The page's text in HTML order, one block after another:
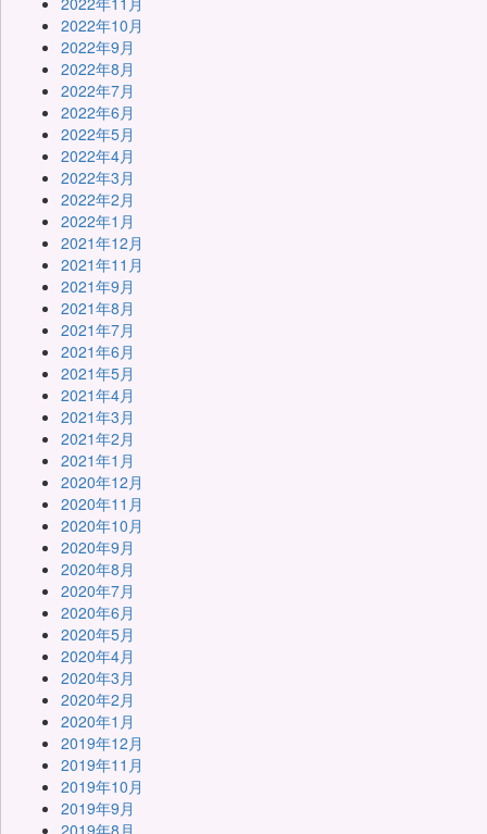
2022年10月
2022年9月
2022年8月
2022年7月
2022年6月
2022年5月
2022年4月
2022年3月
2022年2月
2022年1月
2021年12月
2021年11月
2021年9月
2021年8月
2021年7月
2021年6月
2021年5月
2021年4月
2021年3月
2021年2月
2021年1月
2020年12月
2020年11月
2020年10月
2020年9月
2020年8月
2020年7月
2020年6月
2020年5月
2020年4月
2020年3月
2020年2月
2020年1月
2019年12月
2019年11月
2019年10月
2019年9月